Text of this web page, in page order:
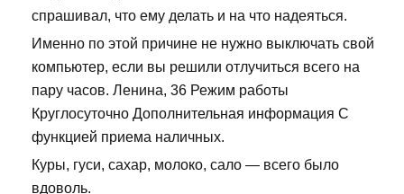
спрашивал, что ему делать и на что надеяться.
Именно по этой причине не нужно выключать свой
компьютер, если вы решили отлучиться всего на
пару часов. Ленина, 36 Режим работы
Круглосуточно Дополнительная информация С
функцией приема наличных.
Куры, гуси, сахар, молоко, сало — всего было
вдоволь.